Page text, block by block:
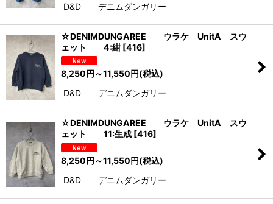
D&D デニムダンガリー
☆DENIMDUNGAREE ウラケ UnitA スウ
ェット 4:紺 [416]
8,250円 ～11,550円(税込)
D&D デニムダンガリー
☆DENIMDUNGAREE ウラケ UnitA スウ
ェット 11:生成 [416]
8,250円 ～11,550円(税込)
D&D デニムダンガリー